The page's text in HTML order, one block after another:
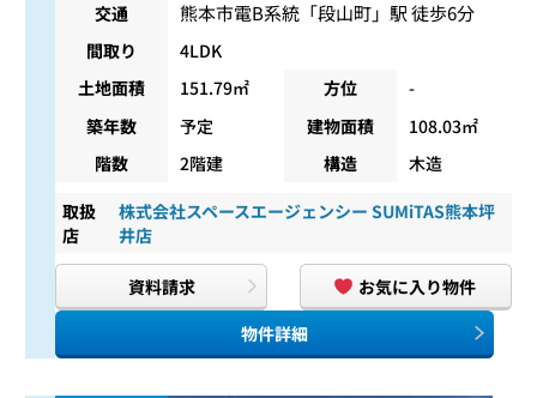
交通
熊本市電B系統 「段山町」駅 徒歩6分
間取り
4LDK
土地面積
151.79㎡ 方位
-
築年数
予定 建物面積
108.03㎡
階数
2階建 構造 木造
取扱
店
株式会社スペースエージェンシー SUMiTAS熊本坪
井店
資料請求
お気に入り物件
物件詳細